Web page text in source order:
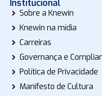
Institucional
Sobre a Knewin
Knewin na mídia
Carreiras
Governança e
Política de Privacidade
Manifesto de Cultura